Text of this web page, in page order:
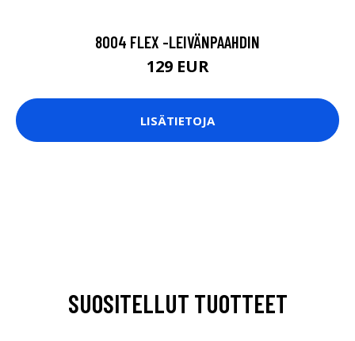
8004 FLEX -LEIVÄNPAAHDIN
129 EUR
LISÄTIETOJA
SUOSITELLUT TUOTTEET